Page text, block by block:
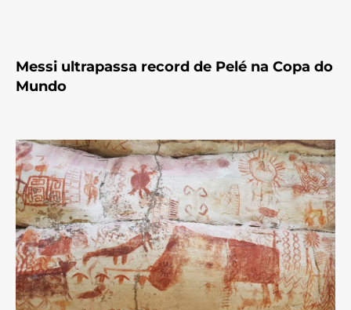
Messi ultrapassa record de Pelé na Copa do
Mundo